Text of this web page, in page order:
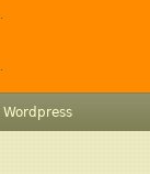
Wordpress